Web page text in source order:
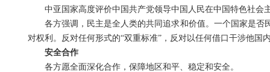
中亚国家高度评价中国共产党领导中国人民在中国特色社
各方强调，民主是全人类的共同追求和价值。一个国家是
对权利。反对任何形式的“双重标准”，反对以任何借口干涉他国
安全合作
各方愿全面深化合作，保障地区和平、稳定和安全。